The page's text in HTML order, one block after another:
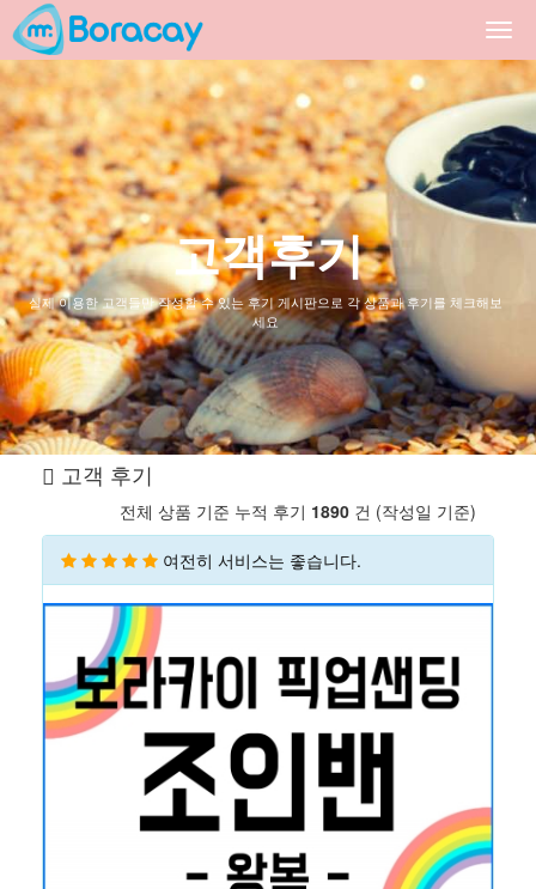
고객후기
실제 이용한 고객들만 작성할 수 있는 후기 게시판으로 각 상품과 후기를 체크해보
세요
고객 후기
전체 상품 기준 누적 후기 1890 건 (작성일 기준)
여전히 서비스는 좋습니다.